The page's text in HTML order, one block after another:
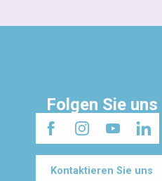
Folgen Sie uns
Kontaktieren Sie uns